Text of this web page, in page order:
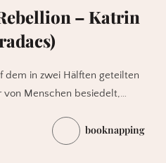
– Katrin
dem in zwei Hälften geteilten
von Menschen besiedelt,…
booknapping